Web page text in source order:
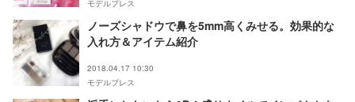
モデルプレス
ノーズシャドウで鼻を5mm高くみせる。効果的な
入れ方＆アイテム紹介
2018.04.17 10:30
モデルプレス